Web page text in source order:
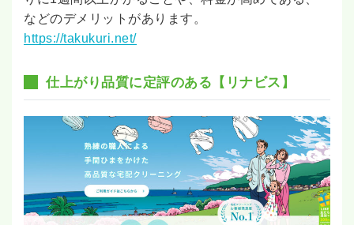
などのデメリットがあります。
https://takukuri.net/
仕上がり品質に定評のある【リナビス】